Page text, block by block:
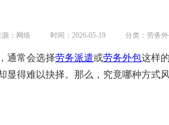
源：网络 时间：2026-05-19 分类：劳务
通常会选择劳务派遣或劳务外包这样
显得难以抉择。那么，究竟哪种方式